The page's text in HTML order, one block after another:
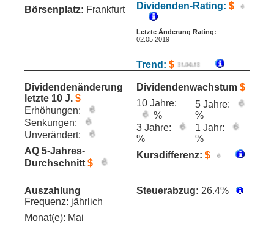
Börsenplatz: Frankfurt Dividenden-Rating: $
Letzte Änderung Rating:
02.05.2019
Trend: $
Dividendenänderung
letzte 10 J. $
Erhöhungen:
Senkungen:
Unverändert:
AQ 5-Jahres-
Durchschnitt $
Dividendenwachstum $
10 Jahre:
%
5 Jahre:
%
3 Jahre:
%
1 Jahr:
%
Kursdifferenz: $
Auszahlung
Frequenz: jährlich
Monat(e): Mai
Steuerabzug: 26.4%